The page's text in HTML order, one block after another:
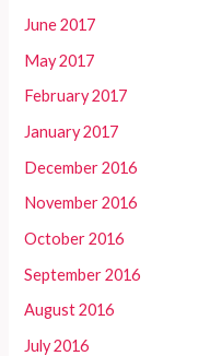
June 2017
May 2017
February 2017
January 2017
December 2016
November 2016
October 2016
September 2016
August 2016
July 2016